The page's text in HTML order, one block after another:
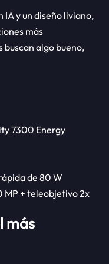
IA y un diseño liviano,
más
buscan algo bueno,
7300 Energy
de 80 W
MP + teleobjetivo 2x
más